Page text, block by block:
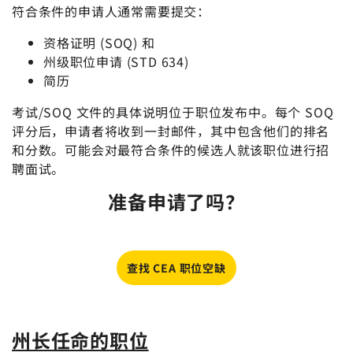
符合条件的申请人通常需要提交：
资格证明 (SOQ) 和
州级职位申请 (STD 634)
简历
考试/SOQ 文件的具体说明位于职位发布中。每个 SOQ
评分后，申请者将收到一封邮件，其中包含他们的排名
和分数。可能会对最符合条件的候选人就该职位进行招
聘面试。
准备申请了吗？
查找 CEA 职位空缺
州长任命的职位